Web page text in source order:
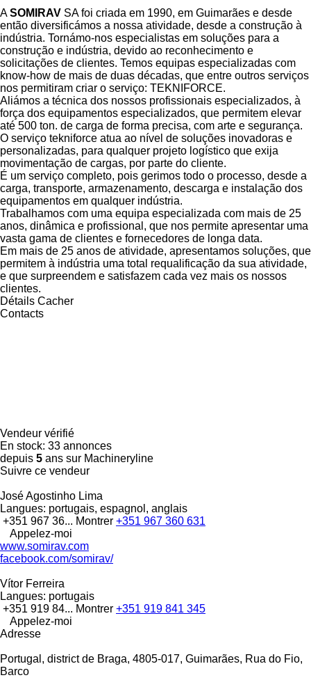
ASOMIRAV SA foi criada em 1990, em Guimarães e desde
então diversificámos a nossa atividade, desde a construção à
indústria. Tornámo-nos especialistas em soluções para a
construção e indústria, devido ao reconhecimento e
solicitações de clientes. Temos equipas especializadas com
know-how de mais de duas décadas, que entre outros serviços
nos permitiram criar o serviço: TEKNIFORCE.
Aliámos a técnica dos nossos profissionais especializados, à
força dos equipamentos especializados, que permitem elevar
até 500 ton. de carga de forma precisa, com arte e segurança.
O serviço tekniforce atua ao nível de soluções inovadoras e
personalizadas, para qualquer projeto logístico que exija
movimentação de cargas, por parte do cliente.
É um serviço completo, pois gerimos todo o processo, desde a
carga, transporte, armazenamento, descarga e instalação dos
equipamentos em qualquer indústria.
Trabalhamos com uma equipa especializada com mais de 25
anos, dinâmica e profissional, que nos permite apresentar uma
vasta gama de clientes e fornecedores de longa data.
Em mais de 25 anos de atividade, apresentamos soluções, que
permitem à indústria uma total requalificação da sua atividade,
e que surpreendem e satisfazem cada vez mais os nossos
clientes.
Détails Cacher
Contacts
Vendeur vérifié
En stock: 33 annonces
depuis 5 ans sur Machineryline
Suivre ce vendeur
José Agostinho Lima
Langues: portugais, espagnol, anglais
+351 967 36... Montrer +351 967 360 631
Appelez-moi
www.somirav.com
facebook.com/somirav/
Vítor Ferreira
Langues: portugais
+351 919 84... Montrer +351 919 841 345
Appelez-moi
Adresse
Portugal, district de Braga, 4805-017, Guimarães, Rua do Fio,
Barco